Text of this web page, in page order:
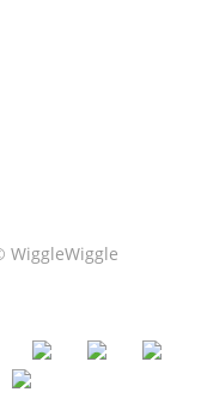
WiggleWiggle